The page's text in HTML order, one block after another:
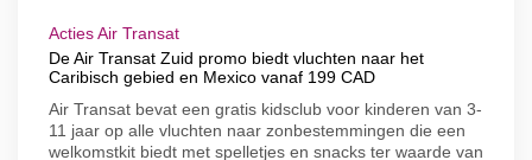
Acties Air Transat
De Air Transat Zuid promo biedt vluchten naar het
Caribisch gebied en Mexico vanaf 199 CAD
Air Transat bevat een gratis kidsclub voor kinderen van 3-
11 jaar op alle vluchten naar zonbestemmingen die een
welkomstkit biedt met spelletjes en snacks ter waarde van